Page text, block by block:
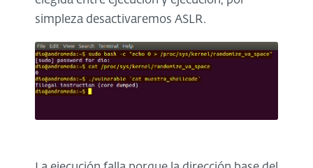
simpleza desactivaremos ASLR.